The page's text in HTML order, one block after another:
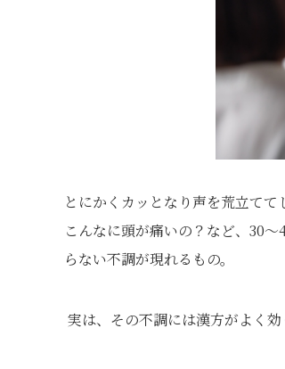
とにかくカッとなり声を荒立て
こんなに頭が痛いの？など、30
らない不調が現れるもの。
実は、その不調には漢方がよく